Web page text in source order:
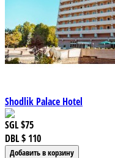
Shodlik Palace Hotel
SGL$75
DBL$ 110